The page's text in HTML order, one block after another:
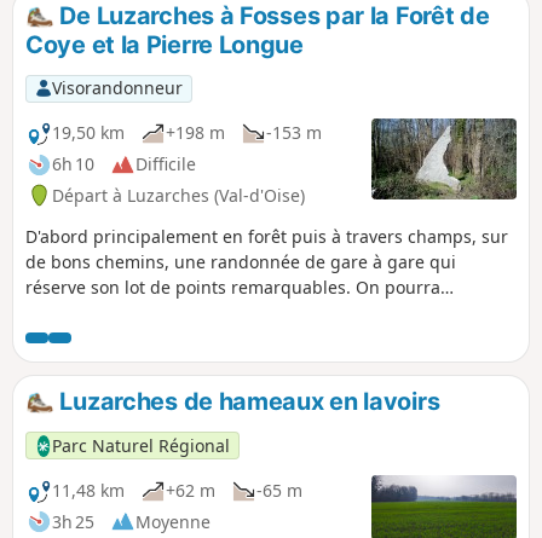
De Luzarches à Fosses par la Forêt de
Coye et la Pierre Longue
Visorandonneur
19,50 km
+198 m
-153 m
6h 10
Difficile
Départ à Luzarches (Val-d'Oise)
D'abord principalement en forêt puis à travers champs, sur
de bons chemins, une randonnée de gare à gare qui
réserve son lot de points remarquables. On pourra
pigeonnier, une source et un menhir, ainsi qu'une curiosité
naturelle, les deux arbres entrelacés de la Forêt de Coye.
Luzarches de hameaux en lavoirs
Parc Naturel Régional
11,48 km
+62 m
-65 m
3h 25
Moyenne